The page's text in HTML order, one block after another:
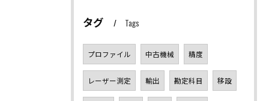
タグ Tags
プロファイル 中古機械 精度
レーザー測定 輸出 勘定科目 移設